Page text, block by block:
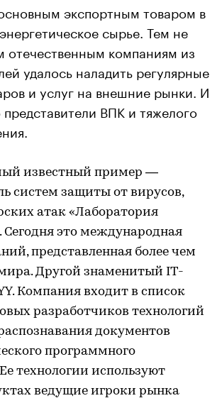
экспортным товаром в
сырье. Тем не
отечественным компаниям из
удалось наладить регулярные
и услуг на внешние рынки. И
представители ВПК и тяжелого
известный пример —
систем защиты от вирусов,
атак «Лаборатория
Сегодня это международная
представленная более чем
Другой знаменитый IT-
Компания входит в список
разработчиков технологий
документов
программного
технологии используют
ведущие игроки рынка